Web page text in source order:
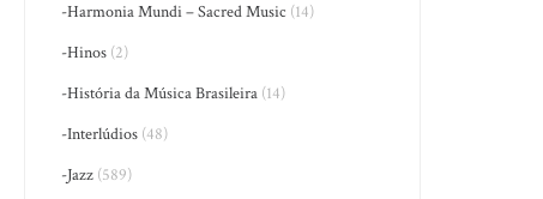
-Harmonia Mundi – Sacred Music (14)
-Hinos (2)
-História da Música Brasileira (14)
-Interlúdios (48)
-Jazz (589)